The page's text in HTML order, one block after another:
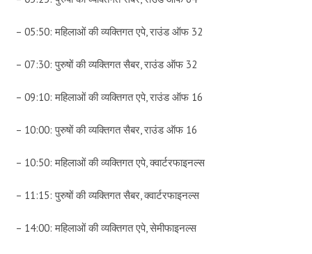
– 05:50: महिलाओं की व्यक्तिगत एपे, राउंड ऑफ 32
– 07:30: पुरुषों की व्यक्तिगत सैबर, राउंड ऑफ 32
– 09:10: महिलाओं की व्यक्तिगत एपे, राउंड ऑफ 16
– 10:00: पुरुषों की व्यक्तिगत सैबर, राउंड ऑफ 16
– 10:50: महिलाओं की व्यक्तिगत एपे, क्वार्टरफाइनल्स
– 11:15: पुरुषों की व्यक्तिगत सैबर, क्वार्टरफाइनल्स
– 14:00: महिलाओं की व्यक्तिगत एपे, सेमीफाइनल्स